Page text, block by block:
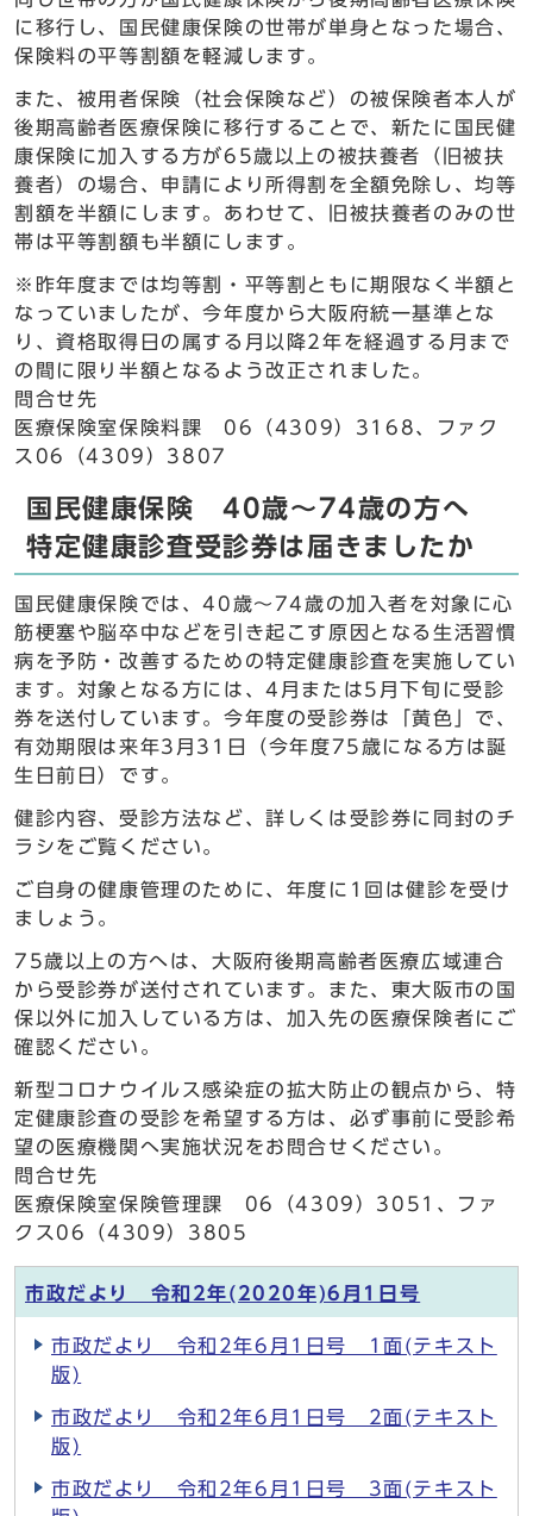
に移行し、国民健康保険の世帯が単身となった場合、
保険料の平等割額を軽減します。
また、被用者保険（社会保険など）の被保険者本人が
後期高齢者医療保険に移行することで、新たに国民健
康保険に加入する方が65歳以上の被扶養者（旧被扶
養者）の場合、申請により所得割を全額免除し、均等
割額を半額にします。あわせて、旧被扶養者のみの世
帯は平等割額も半額にします。
※昨年度までは均等割・平等割ともに期限なく半額と
なっていましたが、今年度から大阪府統一基準とな
り、資格取得日の属する月以降2年を経過する月まで
の間に限り半額となるよう改正されました。
問合せ先
医療保険室保険料課 06（4309）3168、ファク
ス06（4309）3807
国民健康保険 40歳～74歳の方へ
特定健康診査受診券は届きましたか
国民健康保険では、40歳～74歳の加入者を対象に心
筋梗塞や脳卒中などを引き起こす原因となる生活習慣
病を予防・改善するための特定健康診査を実施してい
ます。対象となる方には、4月または5月下旬に受診
券を送付しています。今年度の受診券は「黄色」で、
有効期限は来年3月31日（今年度75歳になる方は誕
生日前日）です。
健診内容、受診方法など、詳しくは受診券に同封のチ
ラシをご覧ください。
ご自身の健康管理のために、年度に1回は健診を受け
ましょう。
75歳以上の方へは、大阪府後期高齢者医療広域連合
から受診券が送付されています。また、東大阪市の国
保以外に加入している方は、加入先の医療保険者にご
確認ください。
新型コロナウイルス感染症の拡大防止の観点から、特
定健康診査の受診を希望する方は、必ず事前に受診希
望の医療機関へ実施状況をお問合せください。
問合せ先
医療保険室保険管理課 06（4309）3051、ファ
クス06（4309）3805
市政だより 令和2年(2020年)6月1日号
市政だより 令和2年6月1日号 1面(テキスト
版)
市政だより 令和2年6月1日号 2面(テキスト
版)
市政だより 令和2年6月1日号 3面(テキスト